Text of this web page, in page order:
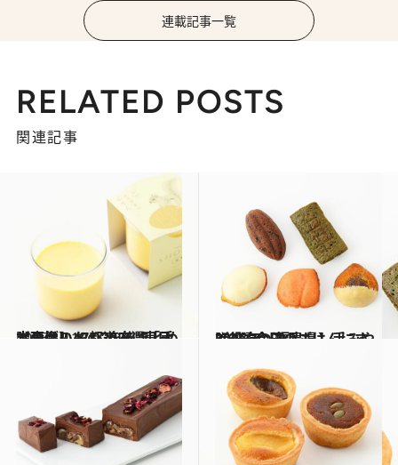
連載記事一覧
RELATED POSTS
関連記事
2025.12.19
【画像】47都道府県「手土産グルメ」2026 “東日本の旨いもの”を総まとめ
贈りもの 2025.12.22
2026年【福島県】手みやげ3選 今日のごはんにすぐ役立つ逸品も！
贈りもの